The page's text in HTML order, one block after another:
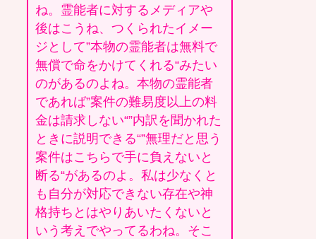
ね。霊能者に対するメディアや
後はこうね、つくられたイメー
ジとして”本物の霊能者は無料で
無償で命をかけてくれる“みたい
のがあるのよね。本物の霊能者
であれば”案件の難易度以上の料
金は請求しない“”内訳を聞かれた
ときに説明できる“”無理だと思う
案件はこちらで手に負えないと
断る“があるのよ。私は少なくと
も自分が対応できない存在や神
格持ちとはやりあいたくないと
いう考えでやってるわね。そこ